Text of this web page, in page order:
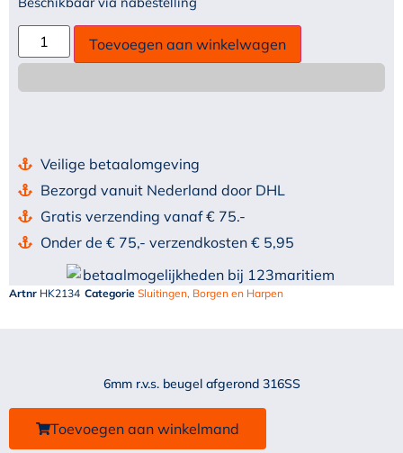
Toevoegen aan winkelwagen
Veilige betaalomgeving
Bezorgd vanuit Nederland door DHL
Gratis verzending vanaf € 75.-
Onder de € 75,- verzendkosten € 5,95
Artnr HK2134 Categorie Sluitingen, Borgen en Harpen
6mm r.v.s. beugel afgerond 316SS
Toevoegen aan winkelmand